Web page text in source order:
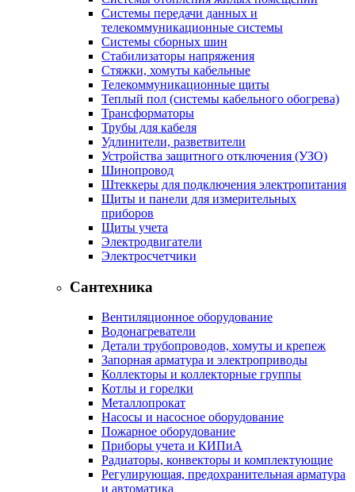
Системы передачи данных и
телекоммуникационные системы
Системы сборных шин
Стабилизаторы напряжения
Стяжки, хомуты кабельные
Телекоммуникационные щиты
Теплый пол (системы кабельного обогрева)
Трансформаторы
Трубы для кабеля
Удлинители, разветвители
Устройства защитного отключения (УЗО)
Шинопровод
Штеккеры для подключения электропитания
Щиты и панели для измерительных
приборов
Щиты учета
Электродвигатели
Электросчетчики
Сантехника
Вентиляционное оборудование
Водонагреватели
Детали трубопроводов, хомуты и крепеж
Запорная арматура и электроприводы
Коллекторы и коллекторные группы
Котлы и горелки
Металлопрокат
Насосы и насосное оборудование
Пожарное оборудование
Приборы учета и КИПиА
Радиаторы, конвекторы и комплектующие
Регулирующая, предохранительная арматура
и автоматика